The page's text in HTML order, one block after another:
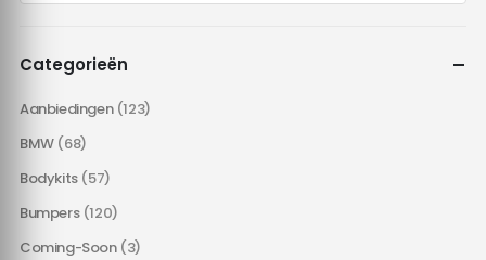
Categorieën
Aanbiedingen (123)
BMW (68)
Bodykits (57)
Bumpers (120)
Coming-Soon (3)